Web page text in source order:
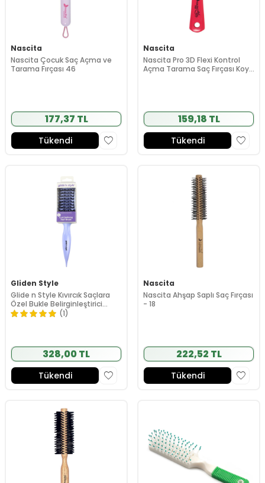
Nascita
Nascita Çocuk Saç Açma ve
Tarama Fırçası 46
177,37 TL
Tükendi
Nascita
Nascita Pro 3D Flexi Kontrol
Açma Tarama Saç Fırçası Koyu
159,18 TL
Tükendi
Gliden Style
Glide n Style Kıvırcık Saçlara
Özel Bukle Belirginleştirici
Tarak Fırça
(1)
328,00 TL
Tükendi
Nascita
Nascita Ahşap Saplı Saç Fırçası
- 18
222,52 TL
Tükendi